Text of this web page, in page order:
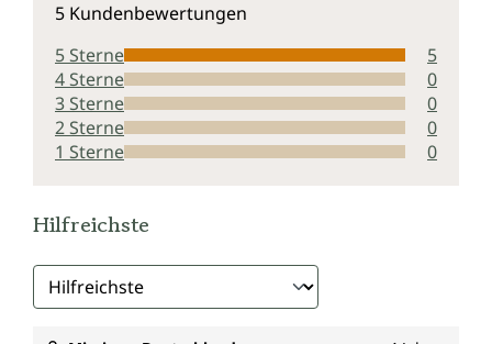
5 Kundenbewertungen
5 Sterne
5
4 Sterne
0
3 Sterne
0
2 Sterne
0
1 Sterne
0
Hilfreichste